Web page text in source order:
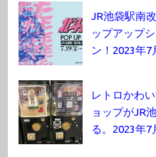
JR池袋駅南
ップアップ
ン！2023年7
レトロかわ
ョップがJR
る。2023年7